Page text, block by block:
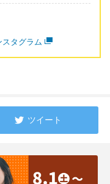
スタグラム
ツイート